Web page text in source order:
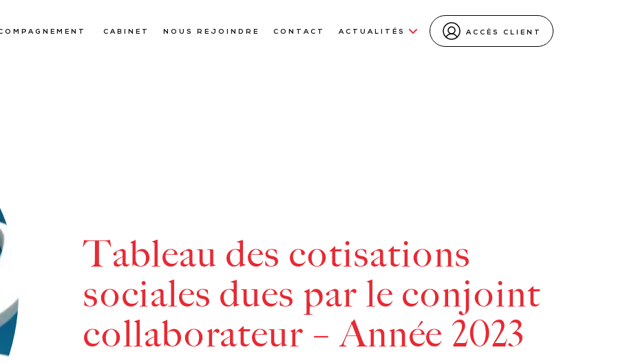
CABINET NOUS REJOINDRE CONTACT ACTUALITÉS ACCÈS CLIENT
Tableau des cotisations
sociales dues par le conjoint
collaborateur – Année 2023